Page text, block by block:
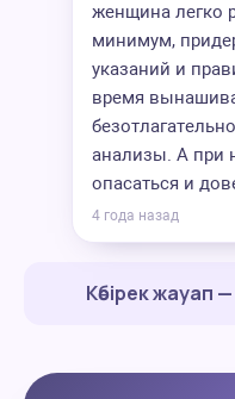
женщина легко
минимум,
указаний и
время
анализы. А при
опасаться и
4 года назад
Көбірек